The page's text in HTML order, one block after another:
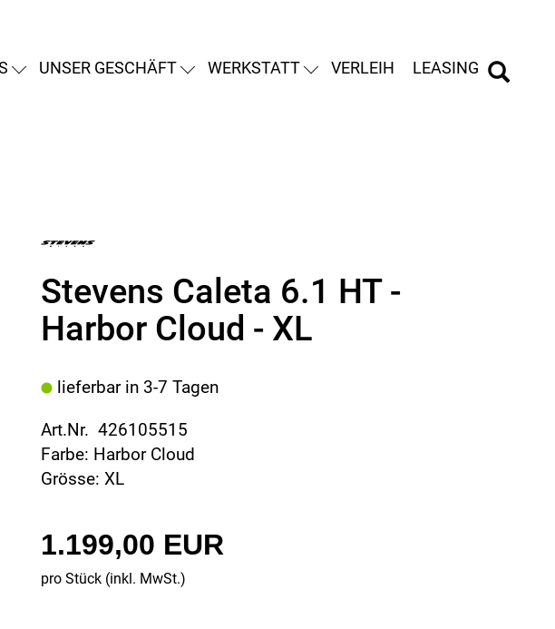
UNSER GESCHÄFT WERKSTATT VERLEIH LEASING
Stevens Caleta 6.1 HT -
Harbor Cloud - XL
lieferbar in 3-7 Tagen
Art.Nr. 426105515
Farbe: Harbor Cloud
Grösse: XL
1.199,00 EUR
pro Stück (inkl. MwSt.)